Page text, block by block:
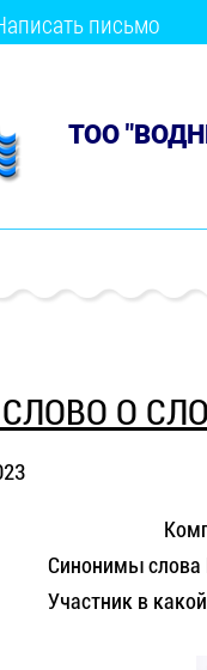
письмо
ТОО
О
Синонимы слова
Участник в